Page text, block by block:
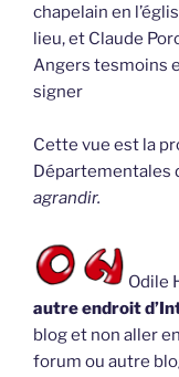
chapelain en
lieu, et Claude
Angers tesmoins
signer
Cette vue est la
Départementales
agrandir.
Odile
autre endroit
blog et non aller
forum ou autre